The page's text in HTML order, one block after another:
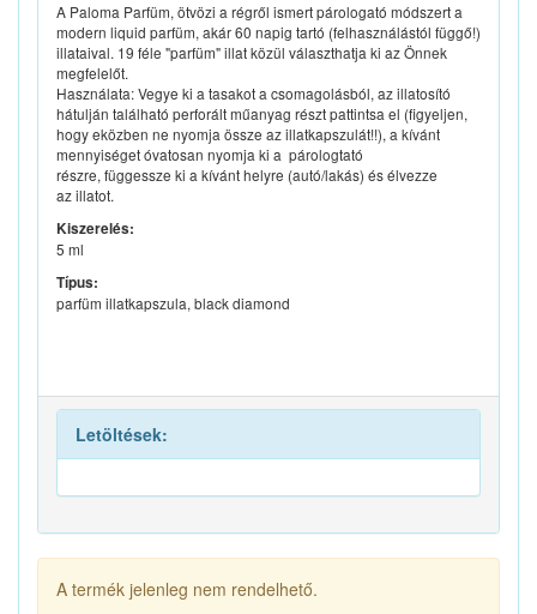
A Paloma Parfüm, ötvözi a régről ismert párologató módszert a
modern liquid parfüm, akár 60 napig tartó (felhasználástól függő!)
illataival. 19 féle "parfüm" illat közül választhatja ki az Önnek
megfelelőt.
Használata: Vegye ki a tasakot a csomagolásból, az illatosító
hátulján található perforált műanyag részt pattintsa el (figyeljen,
hogy eközben ne nyomja össze az illatkapszulát!!), a kívánt
mennyiséget óvatosan nyomja ki a párologtató
részre, függessze ki a kívánt helyre (autó/lakás) és élvezze
az illatot.
Kiszerelés:
5 ml
Típus:
parfüm illatkapszula, black diamond
Letöltések:
A termék jelenleg nem rendelhető.